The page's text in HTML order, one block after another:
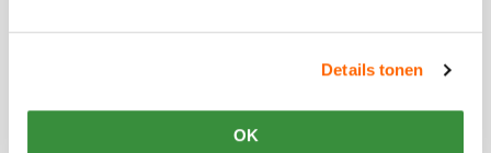
Details tonen
OK